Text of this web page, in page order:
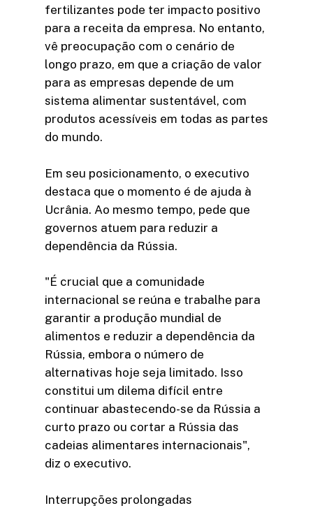
fertilizantes pode ter impacto positivo
para a receita da empresa. No entanto,
vê preocupação com o cenário de
longo prazo, em que a criação de valor
para as empresas depende de um
sistema alimentar sustentável, com
produtos acessíveis em todas as partes
do mundo.
Em seu posicionamento, o executivo
destaca que o momento é de ajuda à
Ucrânia. Ao mesmo tempo, pede que
governos atuem para reduzir a
dependência da Rússia.
"É crucial que a comunidade
internacional se reúna e trabalhe para
garantir a produção mundial de
alimentos e reduzir a dependência da
Rússia, embora o número de
alternativas hoje seja limitado. Isso
constitui um dilema difícil entre
continuar abastecendo-se da Rússia a
curto prazo ou cortar a Rússia das
cadeias alimentares internacionais",
diz o executivo.
Interrupções prolongadas